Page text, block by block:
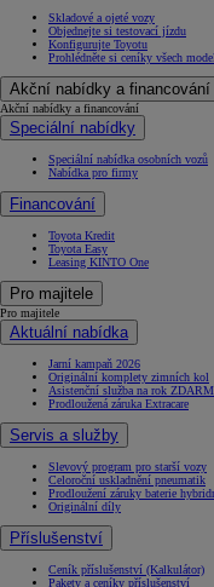
Skladové a ojeté vozy
Objednejte si testovací jízdu
Konfigurujte Toyotu
Prohlédněte si ceníky všech
Akční nabídky a financování
Akční nabídky a financování
Speciální nabídky
Speciální nabídka osobních vozů
Nabídka pro firmy
Financování
Toyota Kredit
Toyota Easy
Leasing KINTO One
Pro majitele
Pro majitele
Aktuální nabídka
Jarní kampaň 2026
Originální komplety zimních kol
Asistenční služba na rok
Prodloužená záruka Extracare
Servis a služby
Slevový program pro starší vozy
Celoroční uskladnění pneumatik
Prodloužení záruky baterie
Originální díly
Příslušenství
Ceník příslušenství (Kalkulátor)
Pakety a ceníky příslušenství